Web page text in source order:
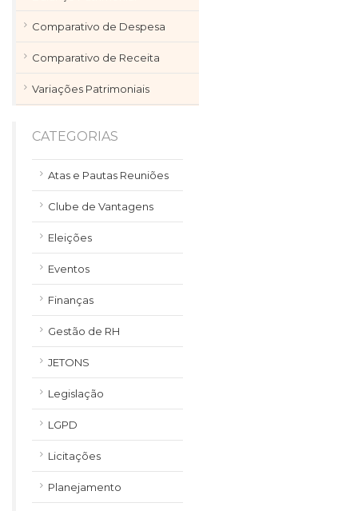
Comparativo de Despesa
Comparativo de Receita
Variações Patrimoniais
CATEGORIAS
Atas e Pautas Reuniões
Clube de Vantagens
Eleições
Eventos
Finanças
Gestão de RH
JETONS
Legislação
LGPD
Licitações
Planejamento